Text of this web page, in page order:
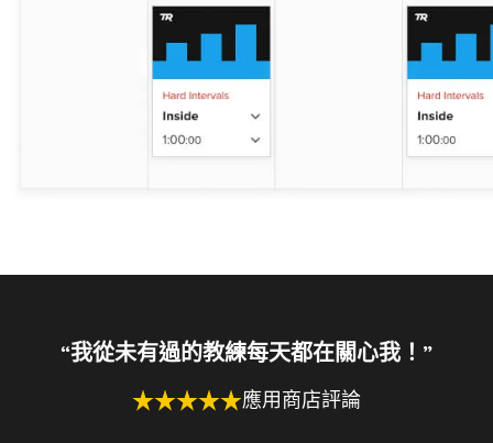
“我從未有過的教練每天都在關心我！”
應用商店評論